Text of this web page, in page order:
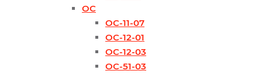
ОС
ОС-11-07
ОС-12-01
ОС-12-03
ОС-51-03